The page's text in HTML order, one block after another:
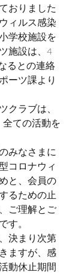
おりました
ィルス感染
学校施設を
施設は、4
るとの連絡
ーツ課より
クラブは、
全ての活動を
みなさまに
コロナウィ
と、会員の
るための止
ご理解とご
す。
決まり次第
ますが、感
動休止期間